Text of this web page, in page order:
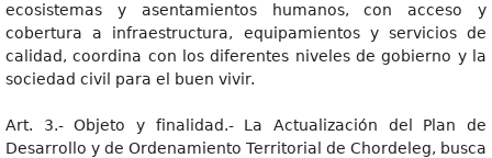
ecosistemas y asentamientos humanos, con acceso y
cobertura a infraestructura, equipamientos y servicios de
calidad, coordina con los diferentes niveles de gobierno y la
sociedad civil para el buen vivir.
Art. 3.- Objeto y finalidad.- La Actualización del Plan de
Desarrollo y de Ordenamiento Territorial de Chordeleg, busca